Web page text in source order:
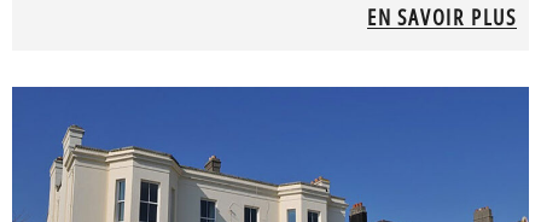
EN SAVOIR PLUS